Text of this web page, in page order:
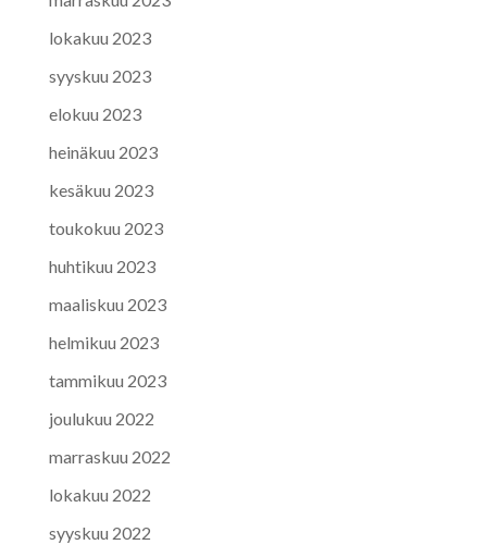
lokakuu 2023
syyskuu 2023
elokuu 2023
heinäkuu 2023
kesäkuu 2023
toukokuu 2023
huhtikuu 2023
maaliskuu 2023
helmikuu 2023
tammikuu 2023
joulukuu 2022
marraskuu 2022
lokakuu 2022
syyskuu 2022